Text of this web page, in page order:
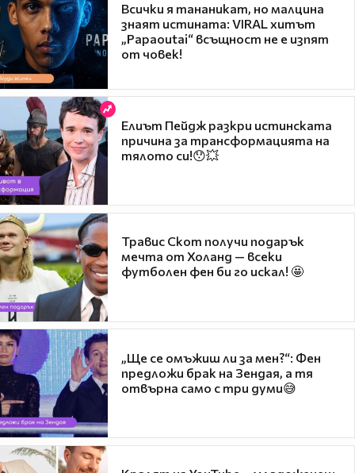
Всички я тананикат, но малцина
знаят истината: VIRAL хитът
„Papaoutai“ всъщност не е изпят
от човек!
Елиът Пейдж разкри истинската
причина за трансформацията на
тялото си!😯💥
Травис Скот получи подарък
мечта от Холанд — всеки
футболен фен би го искал! 🤩
„Ще се омъжиш ли за мен?“: Фен
предложи брак на Зендая, а тя
отвърна само с три думи😅